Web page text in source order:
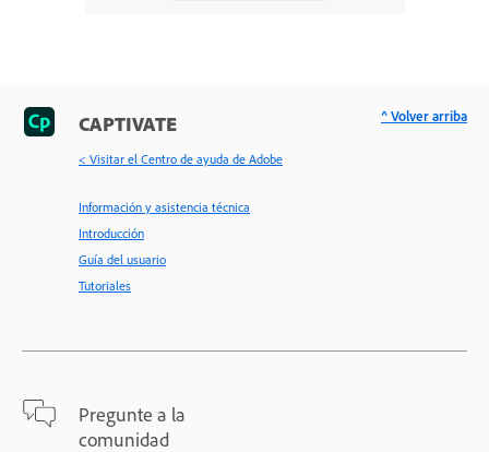
CAPTIVATE
< Visitar el Centro de ayuda de Adobe
Información y asistencia técnica
Introducción
Guía del usuario
Tutoriales
Pregunte a la
comunidad
^ Volver arriba